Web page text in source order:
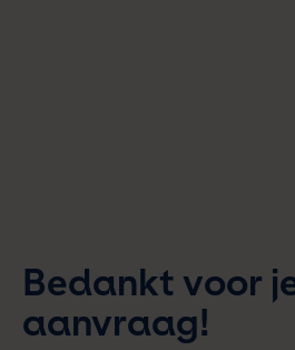
Bedankt voor
aanvraag!